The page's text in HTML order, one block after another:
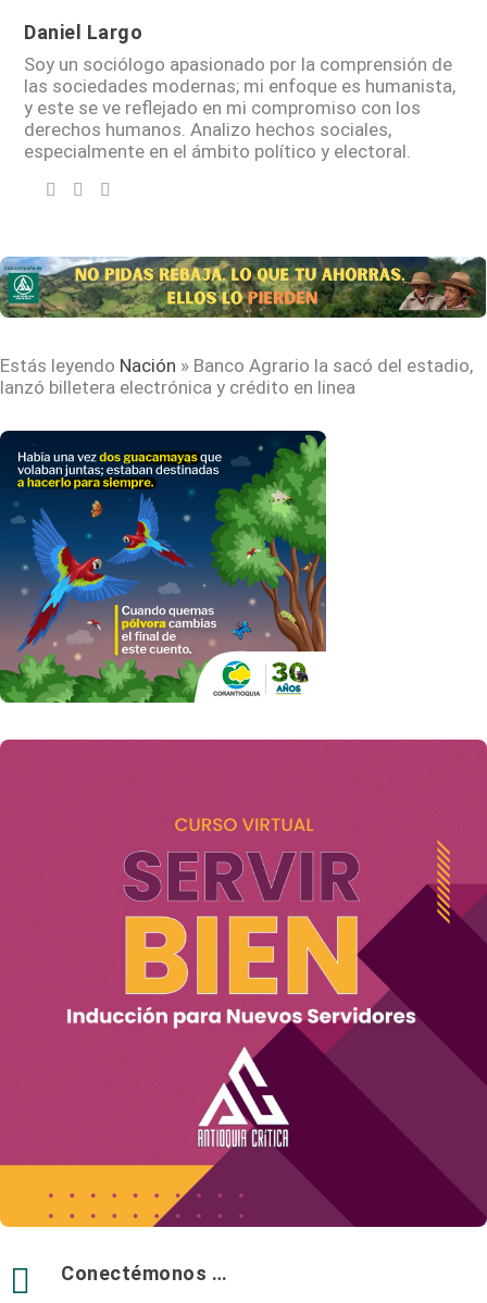
Daniel Largo
Soy un sociólogo apasionado por la comprensión de
las sociedades modernas; mi enfoque es humanista,
y este se ve reflejado en mi compromiso con los
derechos humanos. Analizo hechos sociales,
especialmente en el ámbito político y electoral.
Estás leyendo Nación » Banco Agrario la sacó del estadio,
lanzó billetera electrónica y crédito en linea
 Conectémonos …